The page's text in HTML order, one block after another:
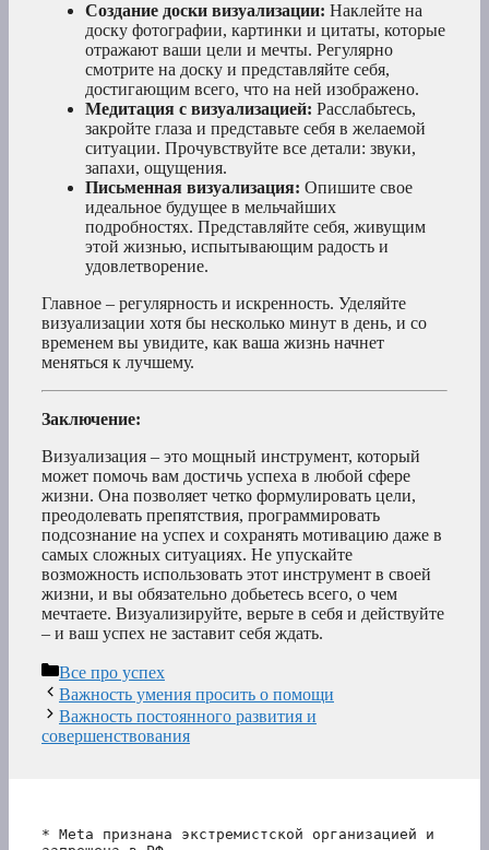
Создание доски визуализации: Наклейте на
доску фотографии, картинки и цитаты, которые
отражают ваши цели и мечты. Регулярно
смотрите на доску и представляйте себя,
достигающим всего, что на ней изображено.
Медитация с визуализацией: Расслабьтесь,
закройте глаза и представьте себя в желаемой
ситуации. Прочувствуйте все детали: звуки,
запахи, ощущения.
Письменная визуализация: Опишите свое
идеальное будущее в мельчайших
подробностях. Представляйте себя, живущим
этой жизнью, испытывающим радость и
удовлетворение.
Главное – регулярность и искренность. Уделяйте
визуализации хотя бы несколько минут в день, и со
временем вы увидите, как ваша жизнь начнет
меняться к лучшему.
Заключение:
Визуализация – это мощный инструмент, который
может помочь вам достичь успеха в любой сфере
жизни. Она позволяет четко формулировать цели,
преодолевать препятствия, программировать
подсознание на успех и сохранять мотивацию даже в
самых сложных ситуациях. Не упускайте
возможность использовать этот инструмент в своей
жизни, и вы обязательно добьетесь всего, о чем
мечтаете. Визуализируйте, верьте в себя и действуйте
– и ваш успех не заставит себя ждать.
Рубрики
Все про успех
Важность умения просить о помощи
Важность постоянного развития и
совершенствования
* Meta признана экстремистской организацией и